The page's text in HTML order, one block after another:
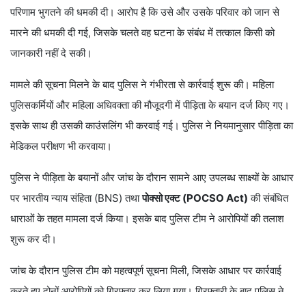
परिणाम भुगतने की धमकी दी। आरोप है कि उसे और उसके परिवार को जान से
मारने की धमकी दी गई, जिसके चलते वह घटना के संबंध में तत्काल किसी को
जानकारी नहीं दे सकी।
मामले की सूचना मिलने के बाद पुलिस ने गंभीरता से कार्रवाई शुरू की। महिला
पुलिसकर्मियों और महिला अधिवक्ता की मौजूदगी में पीड़िता के बयान दर्ज किए गए।
इसके साथ ही उसकी काउंसलिंग भी करवाई गई। पुलिस ने नियमानुसार पीड़िता का
मेडिकल परीक्षण भी करवाया।
पुलिस ने पीड़िता के बयानों और जांच के दौरान सामने आए उपलब्ध साक्ष्यों के आधार
पर भारतीय न्याय संहिता (BNS) तथापोक्सो एक्ट (POCSO Act) की संबंधित
धाराओं के तहत मामला दर्ज किया। इसके बाद पुलिस टीम ने आरोपियों की तलाश
शुरू कर दी।
जांच के दौरान पुलिस टीम को महत्वपूर्ण सूचना मिली, जिसके आधार पर कार्रवाई